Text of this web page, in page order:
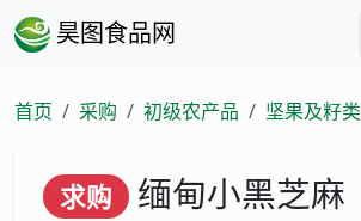
昊图食品网
首页 采购 初级农产品 坚果及籽类
求购 缅甸小黑芝麻